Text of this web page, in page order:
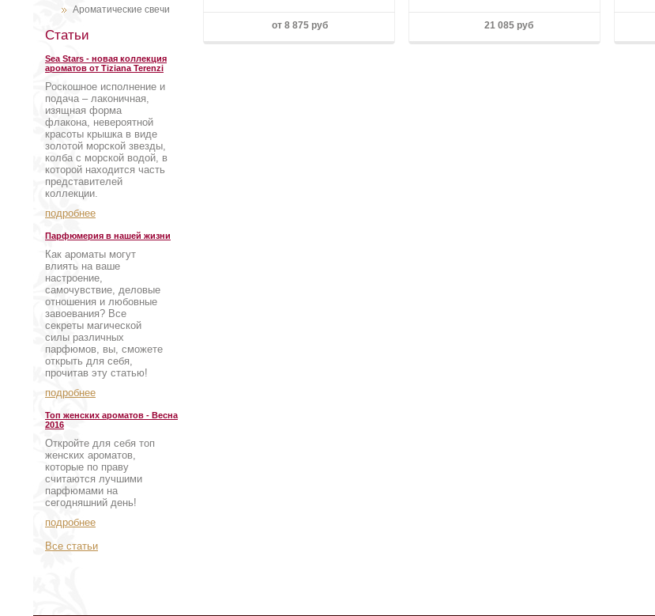
Ароматические свечи
Статьи
Sea Stars - новая коллекция
ароматов от Tiziana Terenzi
Роскошное исполнение и
подача – лаконичная,
изящная форма
флакона, невероятной
красоты крышка в виде
золотой морской звезды,
колба с морской водой, в
которой находится часть
представителей
коллекции.
подробнее
Парфюмерия в нашей жизни
Как ароматы могут
влиять на ваше
настроение,
самочувствие, деловые
отношения и любовные
завоевания? Все
секреты магической
силы различных
парфюмов, вы, сможете
открыть для себя,
прочитав эту статью!
подробнее
Топ женских ароматов - Весна
2016
Откройте для себя топ
женских ароматов,
которые по праву
считаются лучшими
парфюмами на
сегодняшний день!
подробнее
Все статьи
от 8 875 руб 21 085 руб